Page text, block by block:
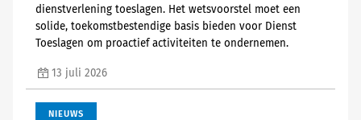
dienstverlening toeslagen. Het wetsvoorstel moet een
solide, toekomstbestendige basis bieden voor Dienst
Toeslagen om proactief activiteiten te ondernemen.
13 juli 2026
NIEUWS